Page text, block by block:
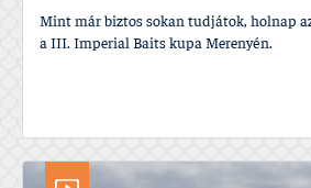
Mint már biztos sokan tudjátok, holnap
a III. Imperial Baits kupa Merenyén.